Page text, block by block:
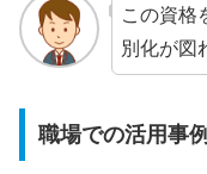
この資格
別化が図
職場での活用事例